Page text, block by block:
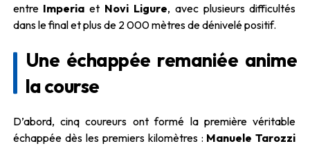
entre Imperia et Novi Ligure, avec plusieurs difficultés
dans le final et plus de 2 000 mètres de dénivelé positif.
Une échappée remaniée anime
la course
D’abord, cinq coureurs ont formé la première véritable
échappée dès les premiers kilomètres : Manuele Tarozzi